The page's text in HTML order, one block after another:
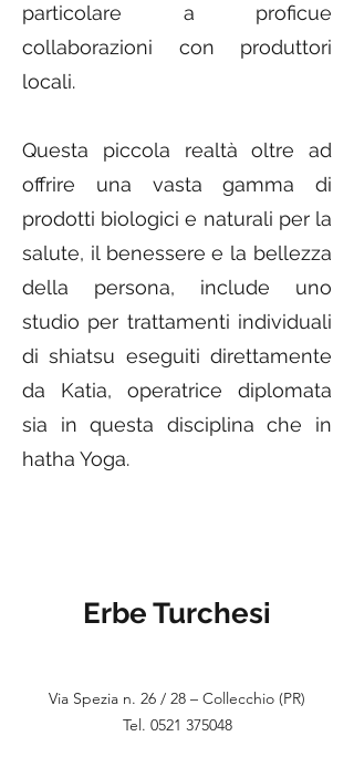
particolare a proficue
collaborazioni con produttori
locali.
Questa piccola realtà oltre ad
offrire una vasta gamma di
prodotti biologici e naturali per la
salute, il benessere e la bellezza
della persona, include uno
studio per trattamenti individuali
di shiatsu eseguiti direttamente
da Katia, operatrice diplomata
sia in questa disciplina che in
hatha Yoga.
Erbe Turchesi
Via Spezia n. 26 / 28 – Collecchio (PR)
Tel. 0521 375048